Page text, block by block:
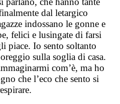
dal letargico
indossano le gonne e
felici e lusingate di farsi
piace. Io sento soltanto
sulla soglia di casa.
com’è, ma ho
che l’eco che sento si